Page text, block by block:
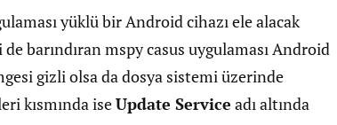
yüklü bir Android cihazı ele alacak
barındıran mspy casus uygulaması Android
gizli olsa da dosya sistemi üzerinde
kısmında iseUpdate Service adı altında